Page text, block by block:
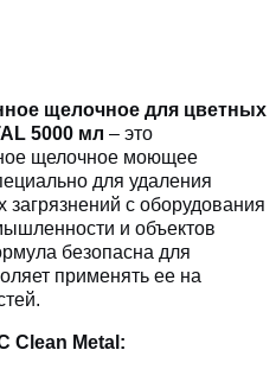
щелочное для цветных
5000 мл – это
щелочное моющее
для удаления
загрязнений с оборудования
и объектов
безопасна для
применять ее на
Clean Metal: